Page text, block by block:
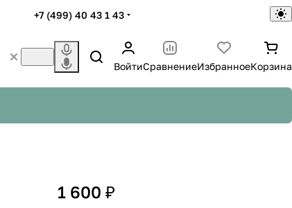
+7 (499) 40 43 1 43
ВойтиСравнениеИзбранноеКорзина
1 600 ₽